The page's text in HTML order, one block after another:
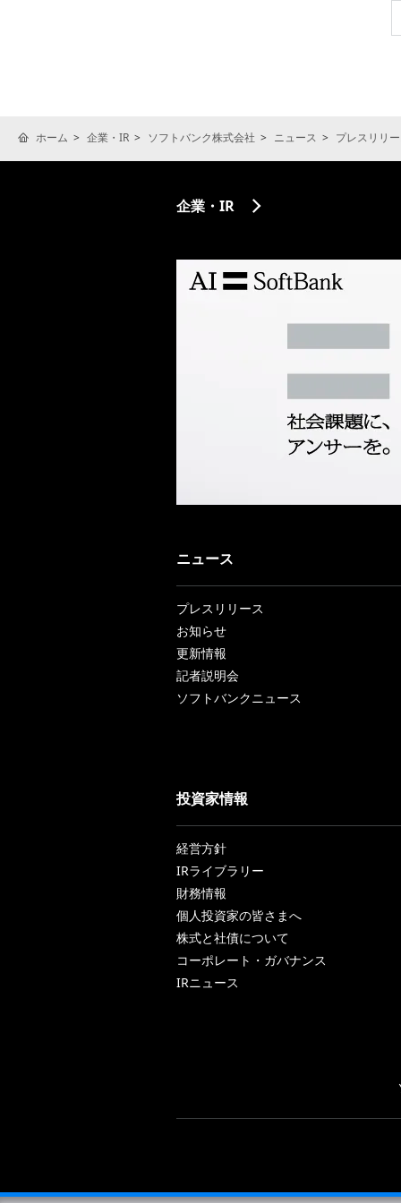
ホーム 企業・IR ソフトバンク株式会社 ニュース プレスリリ
企業・IR
ニュース
プレスリリース
お知らせ
更新情報
記者説明会
ソフトバンクニュース
投資家情報
経営方針
IRライブラリー
財務情報
個人投資家の皆さまへ
株式と社債について
コーポレート・ガバナンス
IRニュース